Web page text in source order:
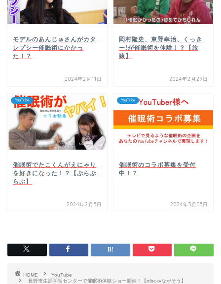
モデルのあんじゅさんがカタ
レプシー催眠術にかかっ
た！？
2024年2月11日
岡村隆史、東野幸治、くっき
ー!が催眠術を体験！？【旅
猿】
2024年2月29日
YouTube
催眠術でたこくんがえにゃり
を好きになった！？【ぷらぷ
らぶ】
2024年2月5日
YouTube
催眠術のコラボ募集を受付
中！？
2024年3月05日
HOME
YouTube
長野市生涯学習センターで催眠術体験ショー開催！【nibc-tvながそう】